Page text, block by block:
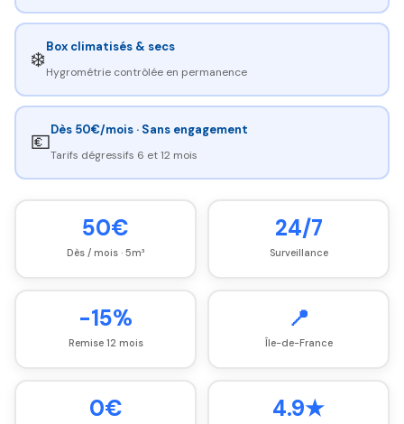
❄️Box climatisés & secs
Hygrométrie contrôlée en permanence
💶Dès 50€/mois · Sans engagement
Tarifs dégressifs 6 et 12 mois
50€
Dès / mois · 5m³
24/7
Surveillance
-15%
Remise 12 mois
📍
Île-de-France
0€ 4.9★